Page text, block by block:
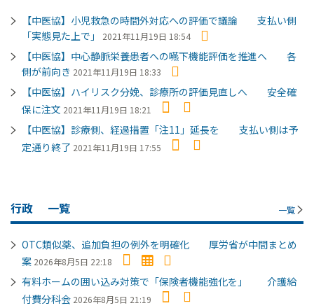
【中医協】小児救急の時間外対応への評価で議論 支払い側
「実態見た上で」
2021年11月19日 18:54
【中医協】中心静脈栄養患者への嚥下機能評価を推進へ 各
側が前向き 2021年11月19日 18:33
【中医協】ハイリスク分娩、診療所の評価見直しへ 安全確
保に注文 2021年11月19日 18:21
【中医協】診療側、経過措置「注11」延長を 支払い側は予
定通り終了 2021年11月19日 17:55
行政 一覧 一覧
OTC類似薬、追加負担の例外を明確化 厚労省が中間まとめ
案 2026年8月5日 22:18
有料ホームの囲い込み対策で「保険者機能強化を」 介護給
付費分科会 2026年8月5日 21:19